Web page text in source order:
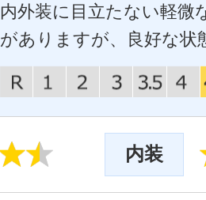
内外装に目立たない軽微
がありますが、良好な状
内装